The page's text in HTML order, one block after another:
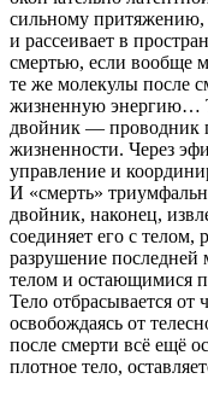
сильному притяжению,
и рассеивает в
смертью, если вообще
те же молекулы после
жизненную энергию…
двойник — проводник
жизненности. Через
управление и
И «смерть»
двойник, наконец,
соединяет его с телом,
разрушение последней
телом и остающимися
Тело отбрасывается от
освобождаясь от
после смерти всё ещё
плотное тело,